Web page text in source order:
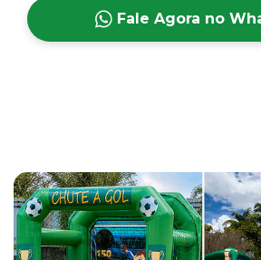
Fale Agora no